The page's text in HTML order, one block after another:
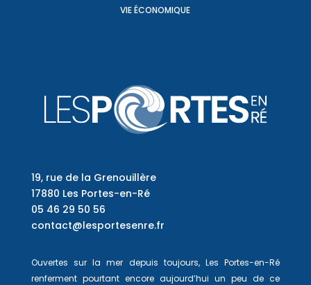
VIE ÉCONOMIQUE
19, rue de la Grenouillère
17880 Les Portes-en-Ré
05 46 29 50 56
contact@lesportesenre.fr
Ouvertes sur la mer depuis toujours, Les Portes-en-Ré
renferment pourtant encore aujourd’hui un peu de ce